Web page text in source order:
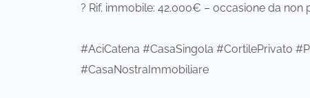
? Rif. immobile: 42.000€ – occasione da non
#AciCatena #CasaSingola #CortilePrivato
#CasaNostraImmobiliare